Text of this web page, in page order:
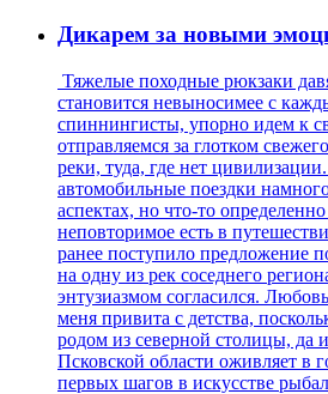
Дикарем за новыми
Тяжелые походные рюкзаки
становится невыносимее с
спиннингисты, упорно идем к
отправляемся за глотком
реки, туда, где нет
автомобильные поездки
аспектах, но что-то
неповторимое есть в
ранее поступило предложение
на одну из рек соседнего
энтузиазмом согласился.
меня привита с детства,
родом из северной столицы, да
Псковской области оживляет в
первых шагов в искусстве